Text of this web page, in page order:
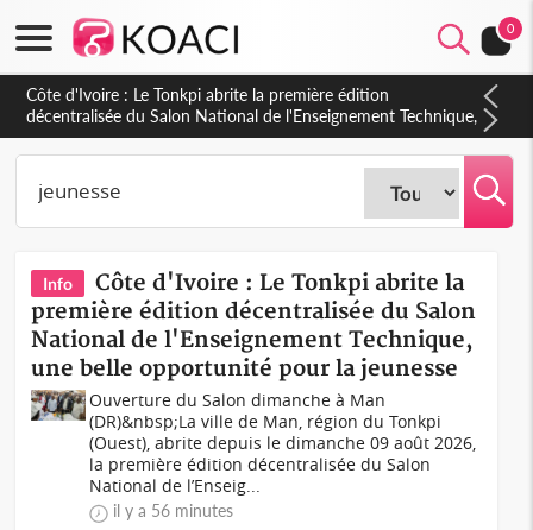
0
Côte d'Ivoire : Le Tonkpi abrite la première édition
décentralisée du Salon National de l'Enseignement Technique,
une belle opportunité pour la jeunesse
Info
Côte d'Ivoire : Le Tonkpi abrite la
première édition décentralisée du Salon
National de l'Enseignement Technique,
une belle opportunité pour la jeunesse
Ouverture du Salon dimanche à Man
(DR)&nbsp;La ville de Man, région du Tonkpi
(Ouest), abrite depuis le dimanche 09 août 2026,
la première édition décentralisée du Salon
National de l’Enseig...
il y a 56 minutes